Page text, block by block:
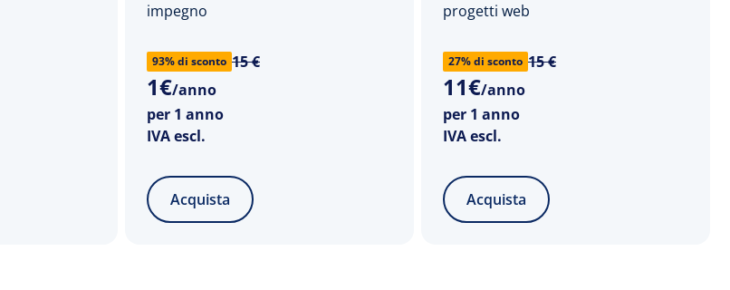
impegno
93% di sconto 15 €
1€/anno
per 1 anno
IVA escl.
Acquista
progetti web
27% di sconto 15 €
11€/anno
per 1 anno
IVA escl.
Acquista